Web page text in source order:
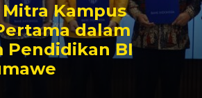
Mitra Kampus
dalam
Pendidikan BI